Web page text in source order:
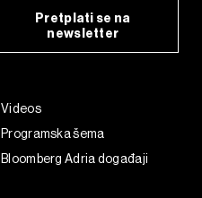
Pretplati se na
newsletter
Videos
Programska šema
Bloomberg Adria događaji